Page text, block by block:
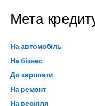
Мета
На автомобіль
На бізнес
До зарплати
На ремонт
На весілля